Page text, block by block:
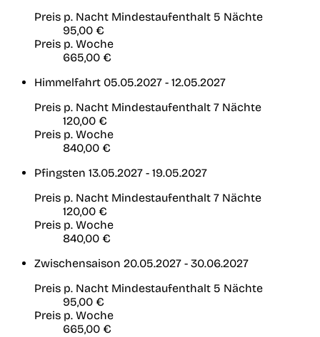
Preis p. Nacht Mindestaufenthalt 5 Nächte
95,00 €
Preis p. Woche
665,00 €
Himmelfahrt 05.05.2027 - 12.05.2027
Preis p. Nacht Mindestaufenthalt 7 Nächte
120,00 €
Preis p. Woche
840,00 €
Pfingsten 13.05.2027 - 19.05.2027
Preis p. Nacht Mindestaufenthalt 7 Nächte
120,00 €
Preis p. Woche
840,00 €
Zwischensaison 20.05.2027 - 30.06.2027
Preis p. Nacht Mindestaufenthalt 5 Nächte
95,00 €
Preis p. Woche
665,00 €